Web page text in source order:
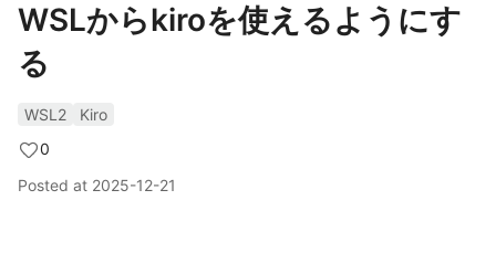
WSLからkiroを使えるようにす
る
WSL2
Kiro
0
Posted at 2025-12-21